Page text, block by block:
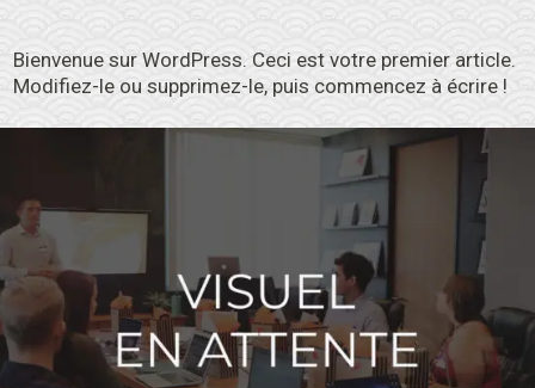
Bienvenue sur WordPress. Ceci est votre premier article.
Modifiez-le ou supprimez-le, puis commencez à écrire !